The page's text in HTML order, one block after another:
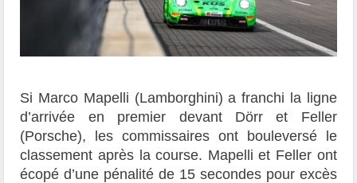
Si Marco Mapelli (Lamborghini) a franchi la ligne
d’arrivée en premier devant Dörr et Feller
(Porsche), les commissaires ont bouleversé le
classement après la course. Mapelli et Feller ont
écopé d’une pénalité de 15 secondes pour excès